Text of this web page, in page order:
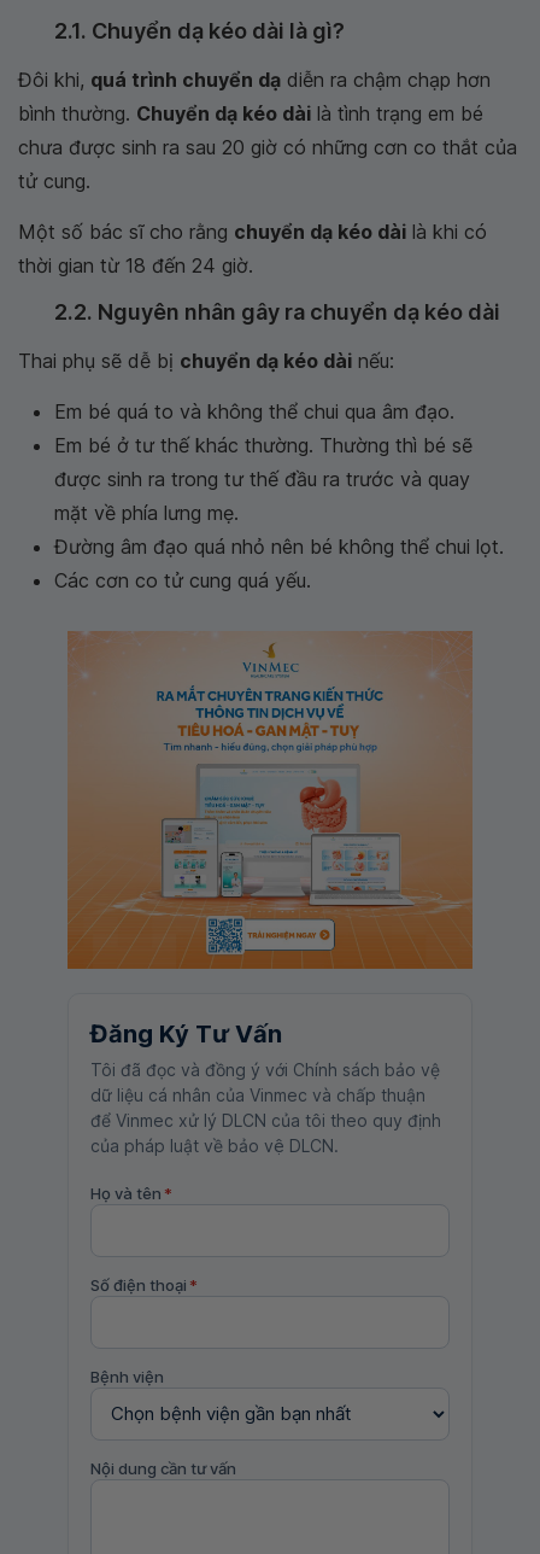
2.1. Chuyển dạ kéo dài là gì?
Đôi khi, quá trình chuyển dạ diễn ra chậm chạp hơn
bình thường. Chuyển dạ kéo dài là tình trạng em bé
chưa được sinh ra sau 20 giờ có những cơn co thắt của
tử cung.
Một số bác sĩ cho rằng chuyển dạ kéo dài là khi có
thời gian từ 18 đến 24 giờ.
2.2. Nguyên nhân gây ra chuyển dạ kéo dài
Thai phụ sẽ dễ bị chuyển dạ kéo dài nếu:
Em bé quá to và không thể chui qua âm đạo.
Em bé ở tư thế khác thường. Thường thì bé sẽ
được sinh ra trong tư thế đầu ra trước và quay
mặt về phía lưng mẹ.
Đường âm đạo quá nhỏ nên bé không thể chui lọt.
Các cơn co tử cung quá yếu.
Đăng Ký Tư Vấn
Tôi đã đọc và đồng ý với Chính sách bảo vệ
dữ liệu cá nhân của Vinmec và chấp thuận
để Vinmec xử lý DLCN của tôi theo quy định
của pháp luật về bảo vệ DLCN.
Họ và tên *
Số điện thoại *
Bệnh viện
Nội dung cần tư vấn